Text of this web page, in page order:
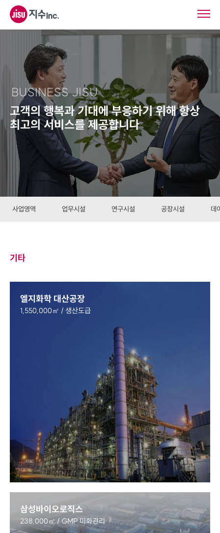
BUSINESS
ONLY IN JISU
CONTACT US
GROUPWARE
JISU FMS
BUSINESS JISU
고객의 행복과 기대에 부응하기 위해항상
최고의 서비스를 제공합니다
사업영역 업무시설 연구시설 공장시설 데
기타
엘지화학 대산공장
1,550,000㎡ / 생산도급
삼성바이오로직스
238,000㎡ / GMP 미화관리